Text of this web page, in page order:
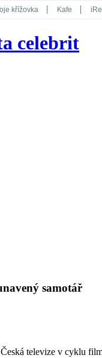
křížovka Kafe
celebrit
samotář
televize v cyklu